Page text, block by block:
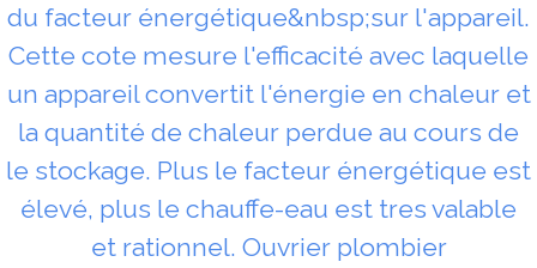
du facteur énergétique&nbsp;sur l'appareil.
Cette cote mesure l'efficacité avec laquelle
un appareil convertit l'énergie en chaleur et
la quantité de chaleur perdue au cours de
le stockage. Plus le facteur énergétique est
élevé, plus le chauffe-eau est tres valable
et rationnel. Ouvrier plombier